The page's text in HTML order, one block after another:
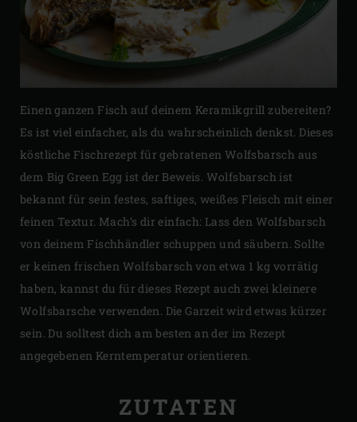
Einen ganzen Fisch auf deinem Keramikgrill zubereiten?
Es ist viel einfacher, als du wahrscheinlich denkst. Dieses
köstliche Fischrezept für gebratenen Wolfsbarsch aus
dem Big Green Egg ist der Beweis. Wolfsbarsch ist
bekannt für sein festes, saftiges, weißes Fleisch mit einer
feinen Textur. Mach‘s dir einfach: Lass den Wolfsbarsch
von deinem Fischhändler schuppen und säubern. Sollte
er keinen frischen Wolfsbarsch von etwa 1 kg vorrätig
haben, kannst du für dieses Rezept auch zwei kleinere
Wolfsbarsche verwenden. Die Garzeit wird etwas kürzer
sein. Du solltest dich am besten an der im Rezept
angegebenen Kerntemperatur orientieren.
ZUTATEN